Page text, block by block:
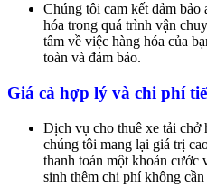
Chúng tôi cam kết đảm bảo
hóa trong quá trình vận
tâm về việc hàng hóa của
toàn và đảm bảo.
Giá cả hợp lý và chi phí
Dịch vụ cho thuê xe tải
chúng tôi mang lại giá trị
thanh toán một khoản cước
sinh thêm chi phí không cần